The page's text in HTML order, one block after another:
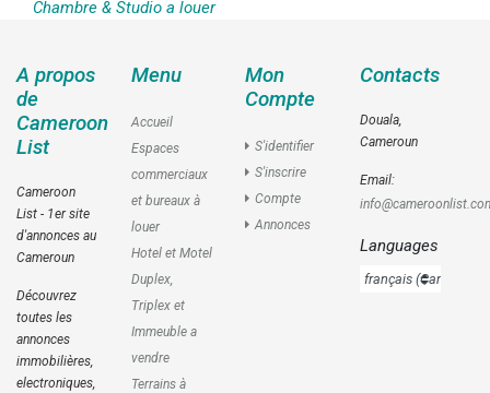
Chambre & Studio a louer
A propos
de
Cameroon
List
Cameroon
List - 1er site
d'annonces au
Cameroun
Découvrez
toutes les
annonces
immobilières,
electroniques,
Menu
Accueil
Espaces
commerciaux
et bureaux à
louer
Hotel et Motel
Duplex,
Triplex et
Immeuble a
vendre
Terrains à
Mon
Compte
S'identifier
S'inscrire
Compte
Annonces
Contacts
Douala,
Cameroun
Email:
Languages